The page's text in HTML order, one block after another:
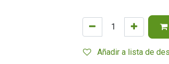
Añadir a lista de